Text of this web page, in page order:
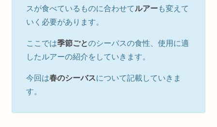
スが食べているものに合わせてルアーも変えて
いく必要があります。
ここでは季節ごとのシーバスの食性、使用に適
したルアーの紹介をしていきます。
今回は春のシーバスについて記載していきま
す。